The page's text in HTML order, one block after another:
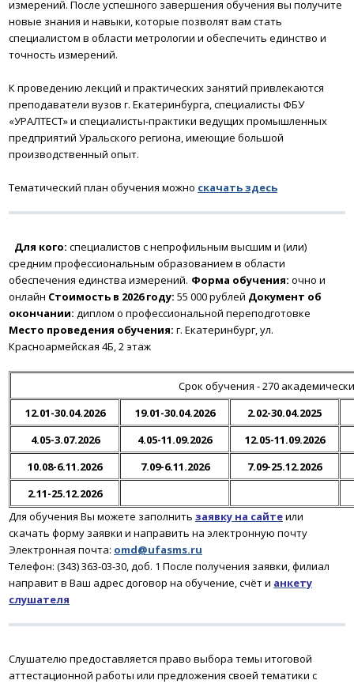
измерений. После успешного завершения обучения вы получите
новые знания и навыки, которые позволят вам стать
специалистом в области метрологии и обеспечить единство и
точность измерений.
К проведению лекций и практических занятий привлекаются
преподаватели вузов г. Екатеринбурга, специалисты ФБУ
«УРАЛТЕСТ» и специалисты-практики ведущих промышленных
предприятий Уральского региона, имеющие большой
производственный опыт.
Тематический план обучения можно скачатьздесь
Для кого: специалистов с непрофильным высшим и (или)
средним профессиональным образованием в области
обеспечения единства измерений. Форма обучения: очно и
онлайн Стоимость в 2026 году: 55 000 рублей Документ об
окончании: диплом о профессиональной переподготовке
Место проведения обучения: г. Екатеринбург, ул.
Красноармейская 4Б, 2 этаж
Срок обучения - 270
12.01-30.04.2026
19.01-30.04.2026
2.02-30.04.2025
4.05-3.07.2026
4.05-11.09.2026
12.05-11.09.2026
10.08-6.11.2026
7.09-6.11.2026
7.09-25.12.2026
2.11-25.12.2026
Для обучения Вы можете заполнить заявку на сайтеили
скачать форму заявки и направить на электронную почту
Электронная почта: omd@ufasms.ru
Телефон: (343) 363-03-30, доб. 1 После получения заявки, филиал
направит в Ваш адрес договор на обучение, счёт и анкету
слушателя
Слушателю предоставляется право выбора темы итоговой
аттестационной работы или предложения своей тематики с